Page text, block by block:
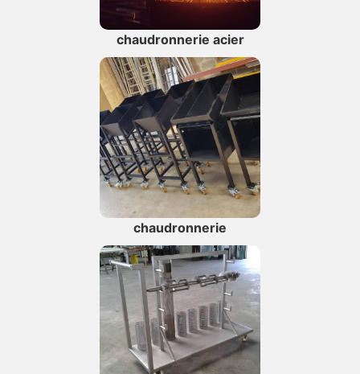
chaudronnerie acier
chaudronnerie